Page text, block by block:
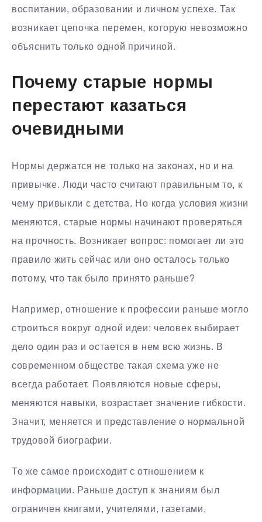
воспитании, образовании и личном успехе. Так
возникает цепочка перемен, которую невозможно
объяснить только одной причиной.
Почему старые нормы
перестают казаться
очевидными
Нормы держатся не только на законах, но и на
привычке. Люди часто считают правильным то, к
чему привыкли с детства. Но когда условия жизни
меняются, старые нормы начинают проверяться
на прочность. Возникает вопрос: помогает ли это
правило жить сейчас или оно осталось только
потому, что так было принято раньше?
Например, отношение к профессии раньше могло
строиться вокруг одной идеи: человек выбирает
дело один раз и остается в нем всю жизнь. В
современном обществе такая схема уже не
всегда работает. Появляются новые сферы,
меняются навыки, возрастает значение гибкости.
Значит, меняется и представление о нормальной
трудовой биографии.
То же самое происходит с отношением к
информации. Раньше доступ к знаниям был
ограничен книгами, учителями, газетами,